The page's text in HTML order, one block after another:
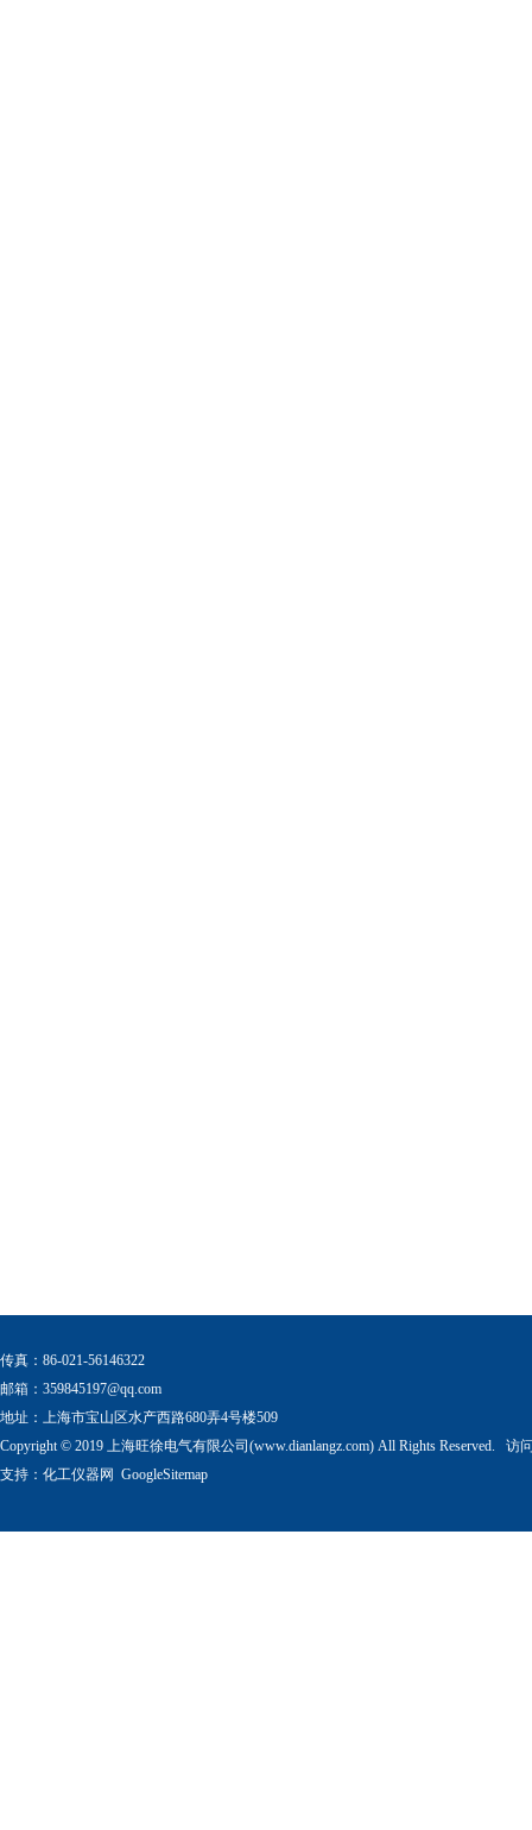
传真：86-021-56146322
邮箱： 359845197@qq.com
地址：上海市宝山区水产西路680弄4号楼509
Copyright © 2019 上海旺徐电气有限公司(www.dianlangz.com) All Rights Reserved. 访
支持： 化工仪器网 GoogleSitemap